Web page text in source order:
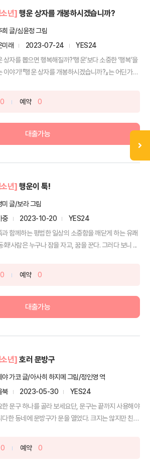
년] 행운 상자를 개봉하시겠습니까?
희 글/심윤정 그림
미래
2023-07-24
YES24
상자를 뽑으면 행복해질까?‘행운’보다 소중한 ‘행복’을
이야기!『행운 상자를 개봉하시겠습니까?』는 어딘가
0 예약 0
대출가능
년] 행운이 툭!
미 글/보라 그림
중
2023-10-20
YES24
과 함께하는 평범한 일상의 소중함을 깨닫게 하는 유쾌
화!사람은 누구나 잠을 자고, 꿈을 꾼다. 그러다 보니 ...
0 예약 0
대출가능
년] 호러 문방구
야 가코 글/아사히 하지메 그림/정인영 역
북
2023-05-30
YES24
한 문구 하나를 골라 보세요단, 문구는 끝까지 사용해야
다한 동네에 문방구가 문을 열었다. 크지는 않지만 친
0 예약 0